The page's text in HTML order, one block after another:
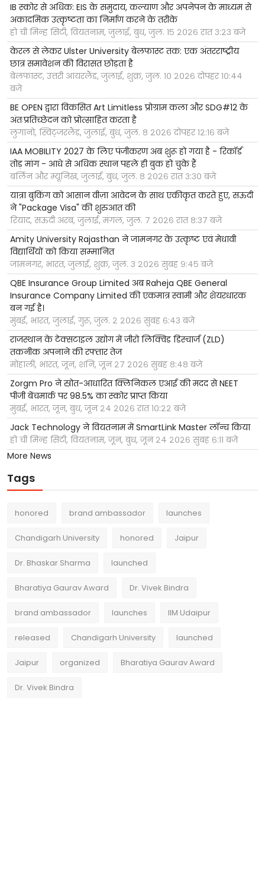
IB स्कोर से अधिक: EIS के समुदाय, कल्याण और अपनेपन के माध्यम से
अकादमिक उत्कृष्टता का निर्माण करने के तरीके
हो ची मिन्ह सिटी, वियतनाम, जुलाई, बुध, जुल. १५ २०२६ रात ३:२३ बजे
केरल से लेकर Ulster University बेलफास्ट तक: एक अंतरराष्ट्रीय
छात्र समावेशन की विरासत छोड़ता है
बेलफास्ट, उत्तरी आयरलैंड, जुलाई, शुक्र, जुल. १० २०२६ दोपहर १०:४४
बजे
BE OPEN द्वारा विकसित Art Limitless प्रोग्राम कला और SDG#12 के
अंतःप्रतिच्छेदन को प्रोत्साहित करता है
लुगानो, स्विट्जरलैंड, जुलाई, बुध, जुल. ८ २०२६ दोपहर १२:१६ बजे
IAA MOBILITY 2027 के लिए पंजीकरण अब शुरू हो गया है - रिकॉर्ड
तोड़ मांग - आधे से अधिक स्थान पहले ही बुक हो चुके हैं
बर्लिन और म्यूनिख, जुलाई, बुध, जुल. ८ २०२६ रात ३:३० बजे
यात्रा बुकिंग को आसान वीज़ा आवेदन के साथ एकीकृत करते हुए, सऊदी
ने "Package Visa" की शुरुआत की
रियाद, सऊदी अरब, जुलाई, मंगल, जुल. ७ २०२६ रात ८:३७ बजे
Amity University Rajasthan ने जामनगर के उत्कृष्ट एवं मेधावी
विद्यार्थियों को किया सम्मानित
जामनगर, भारत, जुलाई, शुक्र, जुल. ३ २०२६ सुबह ९:४५ बजे
QBE Insurance Group Limited अब Raheja QBE General
Insurance Company Limited की एकमात्र स्वामी और शेयरधारक
बन गई है।
मुंबई, भारत, जुलाई, गुरू, जुल. २ २०२६ सुबह ६:४३ बजे
राजस्थान के टेक्सटाइल उद्योग में जीरो लिक्विड डिस्चार्ज (ZLD)
तकनीक अपनाने की रफ्तार तेज
मोहाली, भारत, जून, शनि, जून २७ २०२६ सुबह ८:४८ बजे
Zorgm Pro ने स्रोत-आधारित क्लिनिकल एआई की मदद से NEET
पीजी बेंचमार्क पर 98.5% का स्कोर प्राप्त किया
मुंबई, भारत, जून, बुध, जून २४ २०२६ रात १०:२२ बजे
Jack Technology ने वियतनाम में SmartLink Master लॉन्च किया
हो ची मिन्ह सिटी, वियतनाम, जून, बुध, जून २४ २०२६ सुबह ६:११ बजे
More News
Tags
honored brand ambassador launches
Chandigarh University honored Jaipur
Dr. Bhaskar Sharma launched
Bharatiya Gaurav Award Dr. Vivek Bindra
brand ambassador launches IIM Udaipur
released Chandigarh University launched
Jaipur organized Bharatiya Gaurav Award
Dr. Vivek Bindra